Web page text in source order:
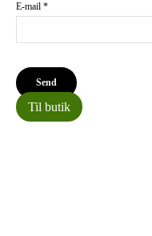
E-mail *
Til butik